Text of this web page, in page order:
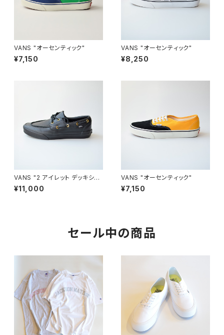
VANS "オーセンティック"
¥7,150
VANS "オーセンティック"
¥8,250
VANS "2 アイレット デッキシュ
ーズ ボートシューズ"
¥11,000
VANS "オーセンティック"
¥7,150
セール中の商品